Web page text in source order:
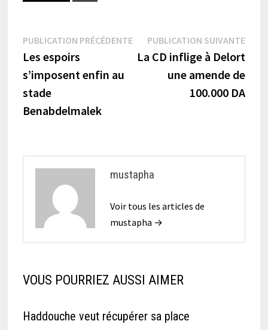
Navigation
de
l’article
PUBLICATION PRÉCÉDENTEPublication
précédente :
Les espoirs
s’imposent enfin au
stade
Benabdelmalek
PUBLICATION SUIVANTE
La CD inflige à Delort
une amende de
100.000 DA
mustapha
Voir tous les articles de
mustapha →
VOUS POURRIEZ AUSSI AIMER
Haddouche veut récupérer sa place